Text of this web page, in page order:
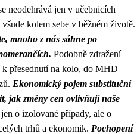
neodehrává jen v učebnicích
kolem sebe v běžném životě.
mnoho z nás sáhne po
Podobně zdražení
přesednutí na kolo, do MHD
Ekonomický pojem substituční
jak změny cen ovlivňují naše
o izolované případy, ale o
trhů a ekonomik. Pochopení